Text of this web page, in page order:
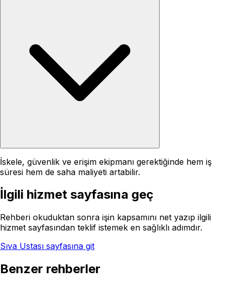
İskele, güvenlik ve erişim ekipmanı gerektiğinde hem iş
süresi hem de saha maliyeti artabilir.
İlgili hizmet sayfasına geç
Rehberi okuduktan sonra işin kapsamını net yazıp ilgili
hizmet sayfasından teklif istemek en sağlıklı adımdır.
Sıva Ustası sayfasına git
Benzer rehberler